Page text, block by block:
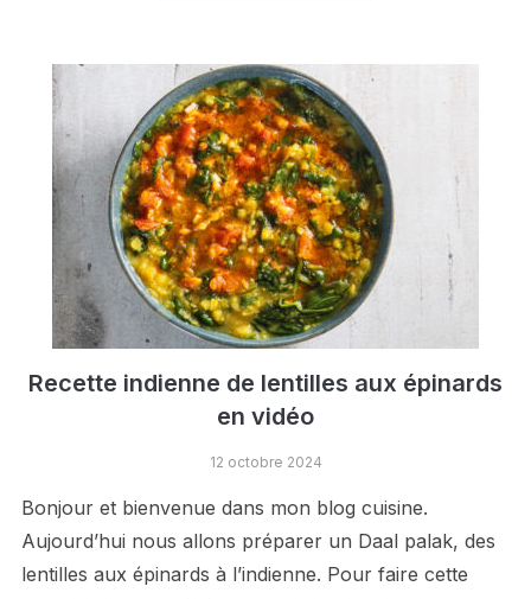
Recette indienne de lentilles aux épinards
en vidéo
12 octobre 2024
Bonjour et bienvenue dans mon blog cuisine.
Aujourd’hui nous allons préparer un Daal palak, des
lentilles aux épinards à l’indienne. Pour faire cette